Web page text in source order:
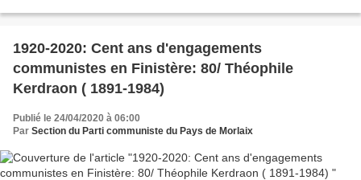
1920-2020: Cent ans d'engagements
communistes en Finistère: 80/ Théophile
Kerdraon ( 1891-1984)
Publié le 24/04/2020 à 06:00
Par Section du Parti communiste du Pays de Morlaix